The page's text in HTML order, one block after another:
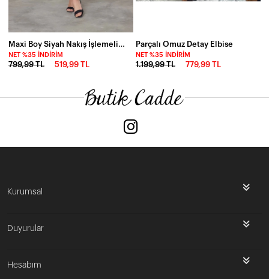
Maxi Boy Siyah Nakış İşlemeli Etnik Viskon Elbise
NET %35 İNDIRIM
799,99 TL 519,99 TL
Parçalı Omuz Detay Elbise
NET %35 İNDIRIM
1.199,99 TL 779,99 TL
Kurumsal
Duyurular
Hesabım